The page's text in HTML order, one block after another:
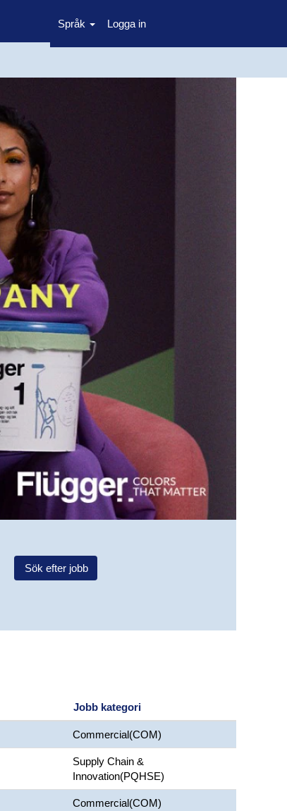
Språk Logga in
Jobb kategori
Commercial(COM)
Supply Chain &
Innovation(PQHSE)
Commercial(COM)